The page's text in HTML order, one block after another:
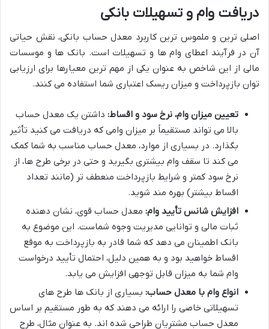
دریافت وام و تسهیلات بانکی
اصلی ترین و ملموس ترین کاربرد معدل حساب بانکی، نقش حیاتی
آن در فرآیند اعطای وام ها و تسهیلات است. بانک ها و موسسات
مالی از این شاخص به عنوان یکی از مهم ترین معیارها برای ارزیابی
توان بازپرداخت و میزان ریسک اعتباری شما استفاده می کنند.
تعیین میزان وام، نرخ سود و اقساط: داشتن یک معدل حساب
بالا می تواند مستقیماً بر میزان وامی که دریافت می کنید تأثیر
بگذارد. در بسیاری از موارد، معدل حساب مناسب به شما کمک
می کند تا سقف وام بیشتری بگیرید و حتی در برخی طرح ها، از
نرخ سود کمتر و شرایط بازپرداخت منعطف تر (مانند تعداد
اقساط بیشتر) بهره مند شوید.
افزایش شانس تأیید وام: معدل حساب قوی، نشان دهنده
ثبات مالی و توانایی مدیریت وجوه شماست. این موضوع به
بانک اطمینان می دهد که شما قادر به بازپرداخت به موقع
اقساط خواهید بود و به همین دلیل، احتمال تأیید درخواست
وام شما به میزان قابل توجهی افزایش می یابد.
انواع وام با معدل حساب: بسیاری از بانک ها طرح های
تسهیلاتی خاصی را ارائه می دهند که به طور مستقیم بر اساس
معدل حساب مشتریان طراحی شده اند. به عنوان مثال، طرح